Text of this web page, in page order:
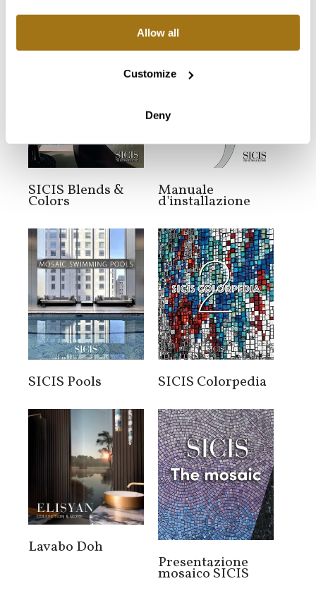
Allow all
Customize
Deny
Cataloghi e manuali
SICIS Blends &
Colors
Manuale
d'installazione
SICIS Pools SICIS Colorpedia
Lavabo Doh
Presentazione
mosaico SICIS